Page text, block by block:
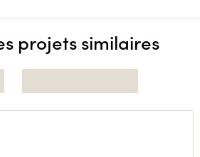
projets similaires